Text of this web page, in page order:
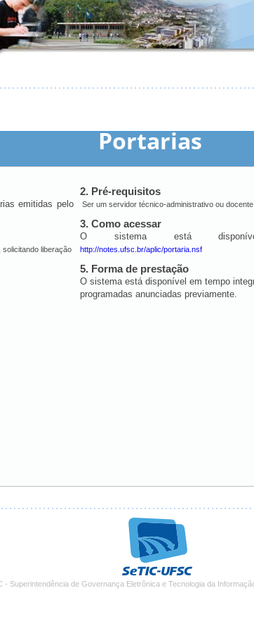
Portarias
emitidas pelo
2. Pré-requisitos
Ser um servidor técnico-administrativo ou docente
3. Como acessar
O sistema está
http://notes.ufsc.br/aplic/portaria.nsf
liberação
5. Forma de prestação
O sistema está disponível em tempo
programadas anunciadas previamente.
- Superintendência de Governança Eletrônica e Tecnologia da